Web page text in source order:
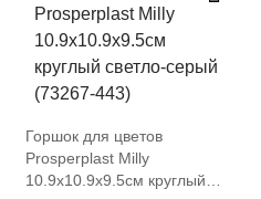
Горшок для цветов
Prosperplast Milly
10.9х10.9х9.5см круглый